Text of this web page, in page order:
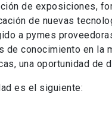
de exposiciones,
de nuevas
a pymes
conocimiento en la
una oportunidad de
es el siguiente: